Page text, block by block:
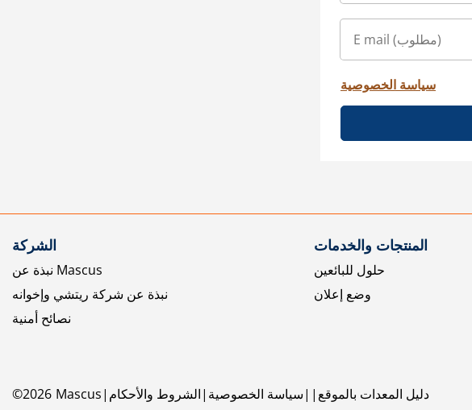
سياسة الخصوصية
الشركة
نبذة عن Mascus
نبذة عن شركة ريتشي وإخوانه
نصائح أمنية
المنتجات والخدمات
حلول للبائعين
وضع إعلان
©2026 Mascus الشروط والأحكام سياسة الخصوصية دليل المعدات بالموقع